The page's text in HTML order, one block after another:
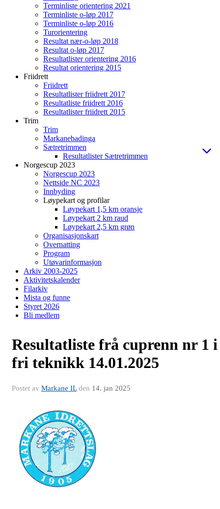
Terminliste orientering 2021
Terminliste o-løp 2017
Terminliste o-løp 2016
Turorientering
Resultat nær-o-løp 2018
Resultat o-løp 2017
Resultatlister orientering 2016
Resultat orientering 2015
Friidrett
Friidrett
Resultatlister friidrett 2017
Resultatliste friidrett 2016
Resultatlister friidrett 2015
Trim
Trim
Markanebadinga
Sætretrimmen
Resultatlister Sætretrimmen
Norgescup 2023
Norgescup 2023
Nettside NC 2023
Innbyding
Løypekart og profilar
Løypekart 1,5 km oransje
Løypekart 2 km raud
Løypekart 2,5 km grøn
Organisasjonskart
Overnatting
Program
Utøvarinformasjon
Arkiv 2003-2025
Aktivitetskalender
Filarkiv
Mista og funne
Styret 2026
Bli medlem
Resultatliste frå cuprenn nr 1 i
fri teknikk 14.01.2025
Postet av Markane ILden 14. jan 2025